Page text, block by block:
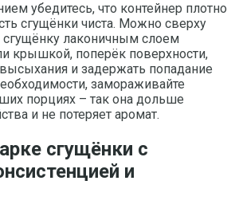
убедитесь, что контейнер плотно
сгущёнки чиста. Можно сверху
сгущёнку лаконичным слоем
крышкой, поперёк поверхности,
и задержать попадание
замораживайте
порциях – так она дольше
и не потеряет аромат.
сгущёнки с
и